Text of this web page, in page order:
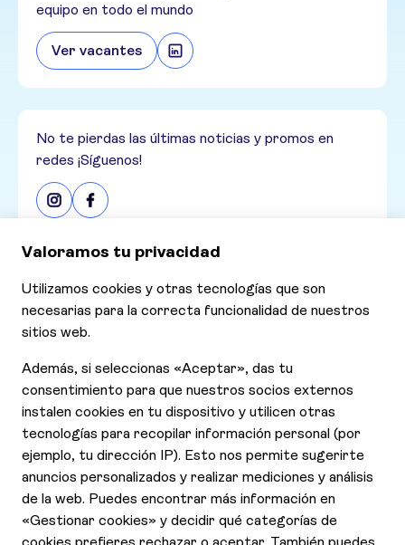
equipo en todo el mundo
Ver vacantes
No te pierdas las últimas noticias y promos en
redes ¡Síguenos!
Consultar nuestras últimas ofertas
Ofertas
Contáctanos
Declaración de Accesibilidad
Aviso de Privacidad
Cookies